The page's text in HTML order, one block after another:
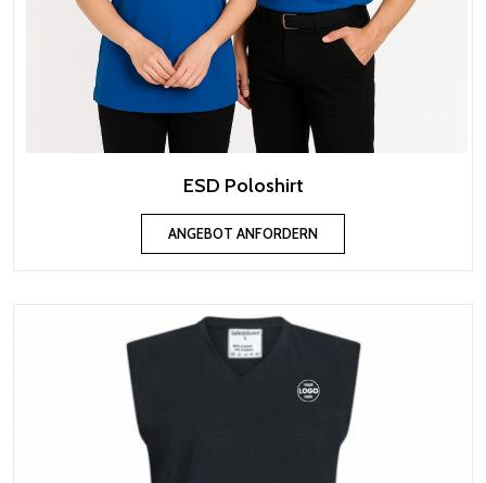
ESD Poloshirt
ANGEBOT ANFORDERN